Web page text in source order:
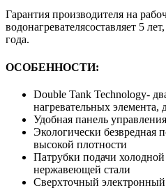
Гарантия производителя на
водонагревателясоставляет 5
года.
ОСОБЕННОСТИ:
Double Tank Technology-
нагревательных элемента,
Удобная панель управления
Экологически безвредная
высокой плотности
Патрубки подачи
нержавеющей стали
Сверхточный электронный